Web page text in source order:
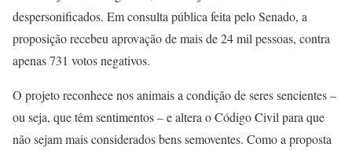
despersonificados. Em consulta pública feita pelo Senado, a
proposição recebeu aprovação de mais de 24 mil pessoas, contra
apenas 731 votos negativos.
O projeto reconhece nos animais a condição de seres sencientes –
ou seja, que têm sentimentos – e altera o Código Civil para que
não sejam mais considerados bens semoventes. Como a proposta